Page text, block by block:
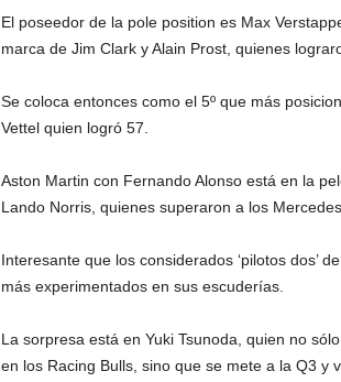
El poseedor de la pole position es Max
marca de Jim Clark y Alain Prost, quienes
Se coloca entonces como el 5º que más
Vettel quien logró 57.
Aston Martin con Fernando Alonso está en la
Lando Norris, quienes superaron a los
Interesante que los considerados ‘pilotos dos’
más experimentados en sus escuderías.
La sorpresa está en Yuki Tsunoda, quien no
en los Racing Bulls, sino que se mete a la Q3 y